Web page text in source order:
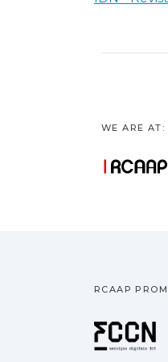
WE ARE AT:
RCAAP